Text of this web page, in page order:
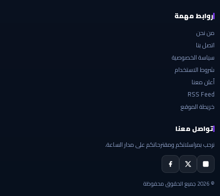
روابط مهمة
من نحن
اتصل بنا
سياسة الخصوصية
شروط الاستخدام
أعلن معنا
RSS Feed
خريطة الموقع
تواصل معنا
نرحب بمراسلاتكم ومقترحاتكم على مدار الساعة.
© 2026 جميع الحقوق محفوظة